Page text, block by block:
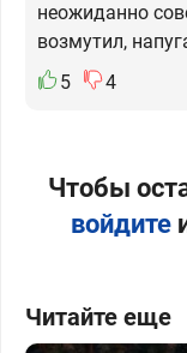
неожиданно
возмутил,
5
4
Чтобы
войдите
Читайте еще